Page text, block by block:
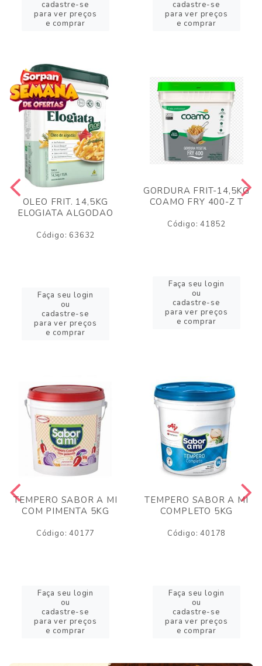
cadastre-se
para ver preços
e comprar
cadastre-se
para ver preços
e comprar
OLEO FRIT. 14,5KG
ELOGIATA ALGODAO
Código: 63632
Faça seu login
ou
cadastre-se
para ver preços
e comprar
GORDURA FRIT-14,5KG
COAMO FRY 400-Z T
Código: 41852
Faça seu login
ou
cadastre-se
para ver preços
e comprar
TEMPERO SABOR A MI
COM PIMENTA 5KG
Código: 40177
Faça seu login
ou
cadastre-se
para ver preços
e comprar
TEMPERO SABOR A MI
COMPLETO 5KG
Código: 40178
Faça seu login
ou
cadastre-se
para ver preços
e comprar